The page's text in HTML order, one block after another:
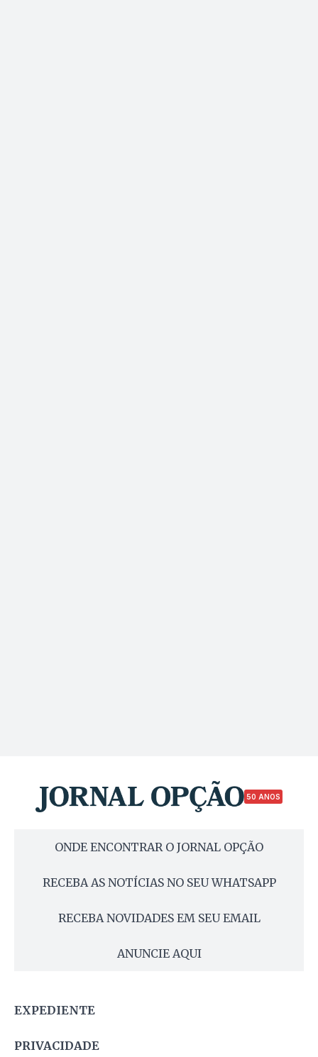
50 ANOS
ONDE ENCONTRAR O JORNAL OPÇÃO
RECEBA AS NOTÍCIAS NO SEU WHATSAPP
RECEBA NOVIDADES EM SEU EMAIL
ANUNCIE AQUI
EXPEDIENTE
PRIVACIDADE